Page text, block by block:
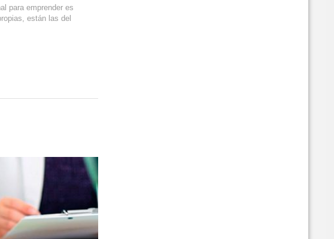
para emprender es
están las del